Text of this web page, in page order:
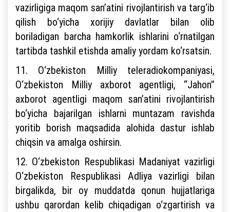
vazirligiga maqom san’atini rivojlantirish va targ‘ib
qilish bo‘yicha xorijiy davlatlar bilan olib
boriladigan barcha hamkorlik ishlarini o‘rnatilgan
tartibda tashkil etishda amaliy yordam ko‘rsatsin.
11. O‘zbekiston Milliy teleradiokompaniyasi,
O‘zbekiston Milliy axborot agentligi, “Jahon”
axborot agentligi maqom san’atini rivojlantirish
bo‘yicha bajarilgan ishlarni muntazam ravishda
yoritib borish maqsadida alohida dastur ishlab
chiqsin va amalga oshirsin.
12. O‘zbekiston Respublikasi Madaniyat vazirligi
O‘zbekiston Respublikasi Adliya vazirligi bilan
birgalikda, bir oy muddatda qonun hujjatlariga
ushbu qarordan kelib chiqadigan o‘zgartirish va